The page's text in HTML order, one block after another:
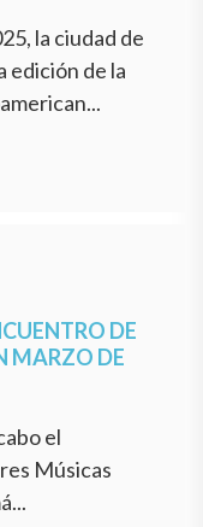
la ciudad de
edición de la
DE
MARZO DE
el
Músicas